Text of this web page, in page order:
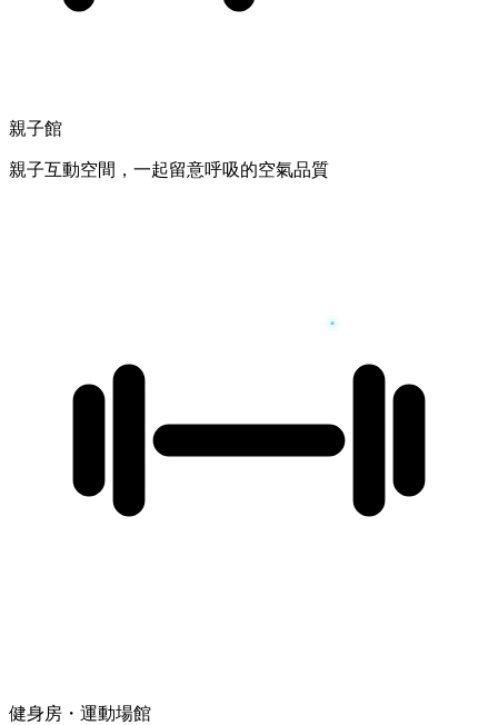
親子館
親子互動空間，一起留意呼吸的空氣品質
健身房・運動場館